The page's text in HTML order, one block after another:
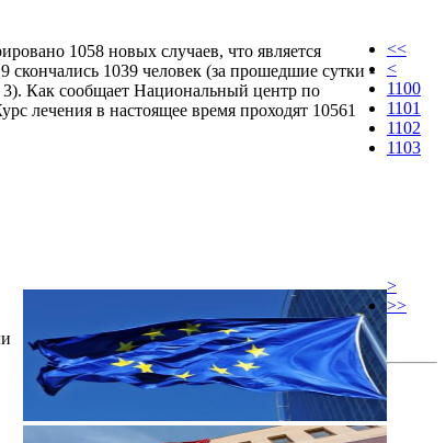
1058 новых случаев, что является
1039 человек (за прошедшие сутки -
Как сообщает Национальный центр по
лечения в настоящее время проходят 10561
<<
<
1100
1101
1102
1103
>
>>